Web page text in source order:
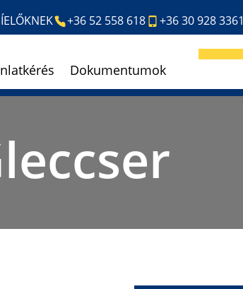
+36 52 558 618 +36 30 928 3361
Dokumentumok